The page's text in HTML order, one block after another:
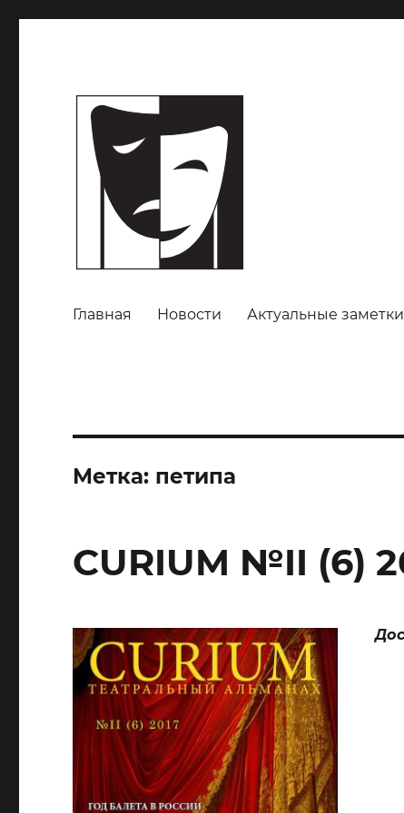
Главная Новости Актуальные заметки
Метка: петипа
CURIUM №II (6)